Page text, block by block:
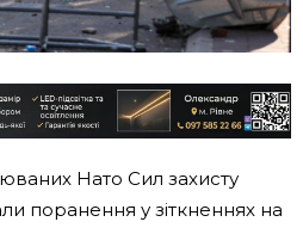
Нато Сил захисту
поранення у зіткненнях на